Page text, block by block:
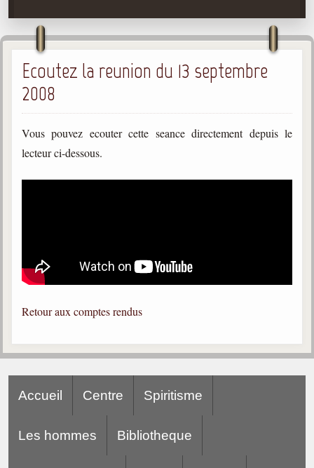
Médiums
Les hommes
Les fondateurs
Allan Kardec
Léon Denis
1846-1927
1927-2025
Documents
Journal trimestriel
Ecoutez la reunion du 13 septembre
2008
Vous pouvez ecouter cette seance directement depuis le
lecteur ci-dessous.
Retour aux comptes rendus
Accueil Centre Spiritisme
Les hommes Bibliotheque